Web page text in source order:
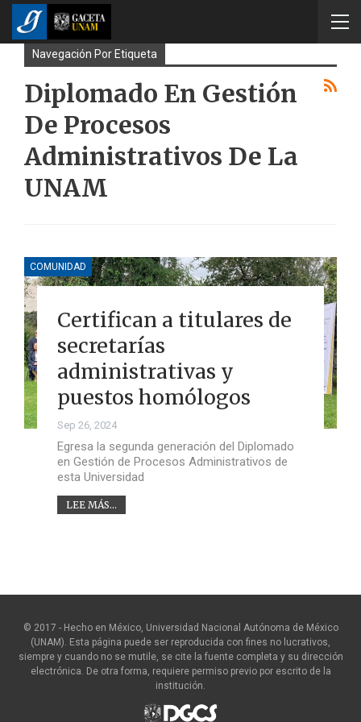
Navegación Por Etiqueta
Diplomado En Gestión
De Procesos
Administrativos De La
UNAM
COMUNIDAD
Certifican a titulares de
secretarías
administrativas y
puestos homólogos
Sep 26, 2024
Egresa la segunda generación del Diplomado
en Gestión de Procesos Administrativos de
esta Universidad
LEE MÁS...
© 2017 - Hecho en México, Universidad Nacional Autónoma de México
(UNAM). Esta página puede ser reproducida con fines no lucrativos,
siempre y cuando no se mutile, se cite la fuente completa y su dirección
electrónica. De otra forma, requiere permiso previo por escrito de la
institución.